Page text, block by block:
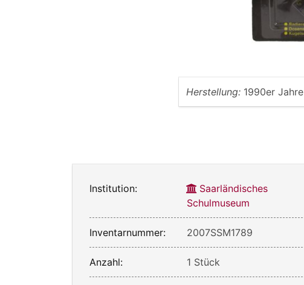
Herstellung: 1990er Jahre
Institution:
Saarländisches
Schulmuseum
Inventarnummer: 2007SSM1789
Anzahl: 1 Stück